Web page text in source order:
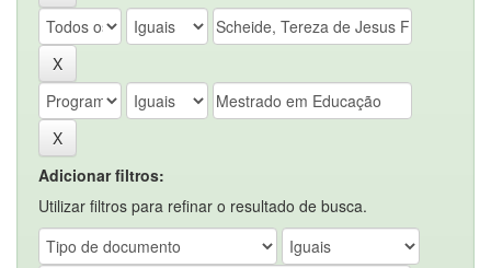
Adicionar filtros:
Utilizar filtros para refinar o resultado de busca.